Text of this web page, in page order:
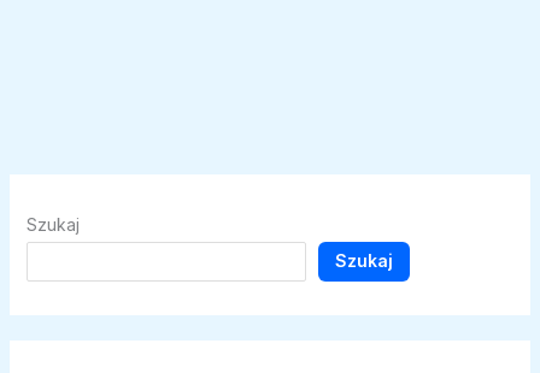
Szukaj
Szukaj